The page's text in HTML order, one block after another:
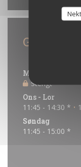
Generell
Man
Stengt
Ons - Lor
11:45 - 14:30 * •
Søndag
11:45 - 15:00 *